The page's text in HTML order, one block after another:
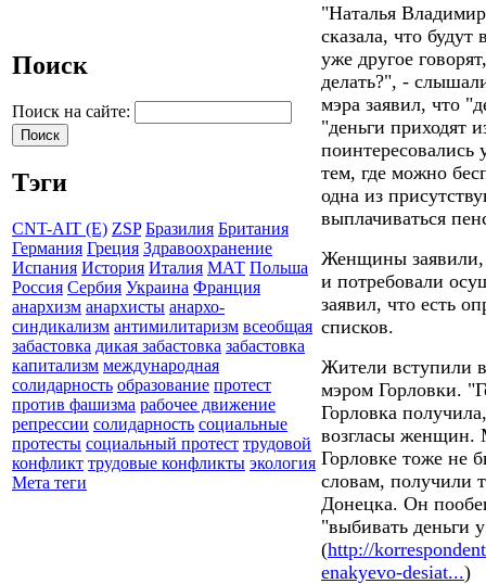
Поиск
Поиск на сайте:
Тэги
CNT-AIT (E) ZSP Бразилия Британия
Германия Греция Здравоохранение
Испания История Италия МАТ Польша
Россия Сербия Украина Франция
анархизм анархисты анархо-
синдикализм антимилитаризм всеобщая
забастовка дикая забастовка забастовка
капитализм международная
солидарность образование протест
против фашизма рабочее движение
репрессии солидарность социальные
протесты социальный протест трудовой
конфликт трудовые конфликты экология
Мета теги
"Наталья
сказала, что
уже другое
делать?", -
мэра заявил, что
"деньги приходят
поинтересовались
тем, где можно
одна из
выплачиваться
Женщины заявили,
и потребовали
заявил, что есть
списков.
Жители вступили
мэром Горловки.
Горловка
возгласы женщин.
Горловке тоже не
словам, получили
Донецка. Он
"выбивать деньги
(http://
enakyevo-desiat...)